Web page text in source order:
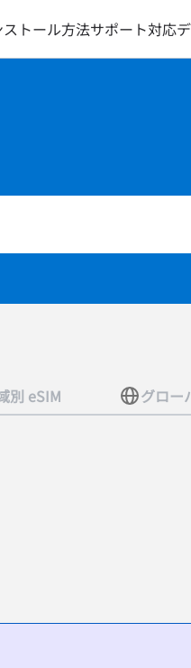
ストール方法サポート対応
別 eSIM グロー